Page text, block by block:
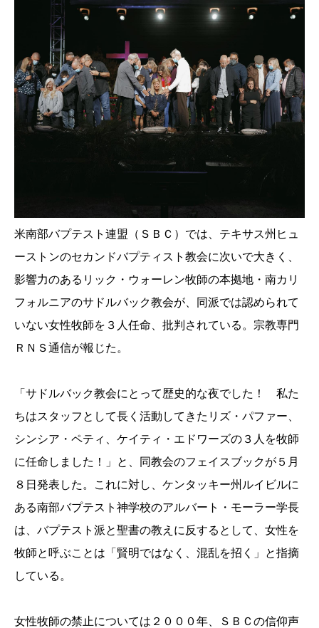
米南部バプテスト連盟（ＳＢＣ）では、テキサス州ヒュ
ーストンのセカンドバプティスト教会に次いで大きく、
影響力のあるリック・ウォーレン牧師の本拠地・南カリ
フォルニアのサドルバック教会が、同派では認められて
いない女性牧師を３人任命、批判されている。宗教専門
ＲＮＳ通信が報じた。
「サドルバック教会にとって歴史的な夜でした！ 私た
ちはスタッフとして長く活動してきたリズ・パファー、
シンシア・ペティ、ケイティ・エドワーズの３人を牧師
に任命しました！
」と、同教会のフェイスブックが５月
８日発表した。これに対し、ケンタッキー州ルイビルに
ある南部バプテスト神学校のアルバート・モーラー学長
は、 バプテスト派と聖書の教えに反するとして、女性を
牧師と呼ぶこと は「賢明ではなく、混乱を招く」と指摘
している。
女性牧師の禁止については２０００年、ＳＢＣの信仰声